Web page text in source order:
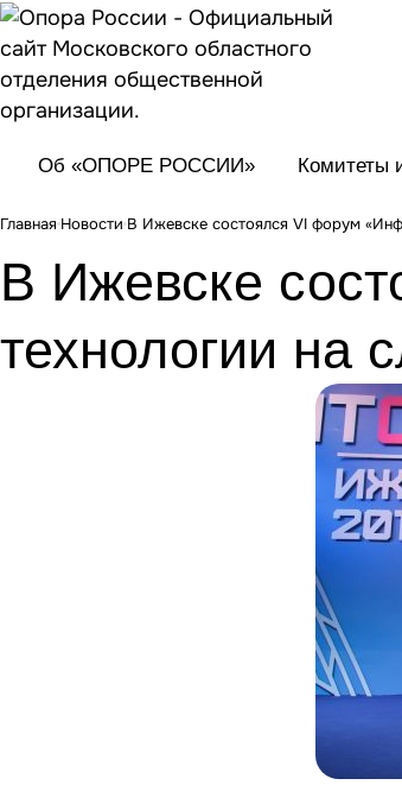
Об «ОПОРЕ РОССИИ» Комитеты
Главная Новости В Ижевске состоялся VI форум
В Ижевске
технологии на